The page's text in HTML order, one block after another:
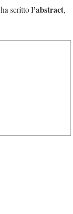
scrittol’abstract,